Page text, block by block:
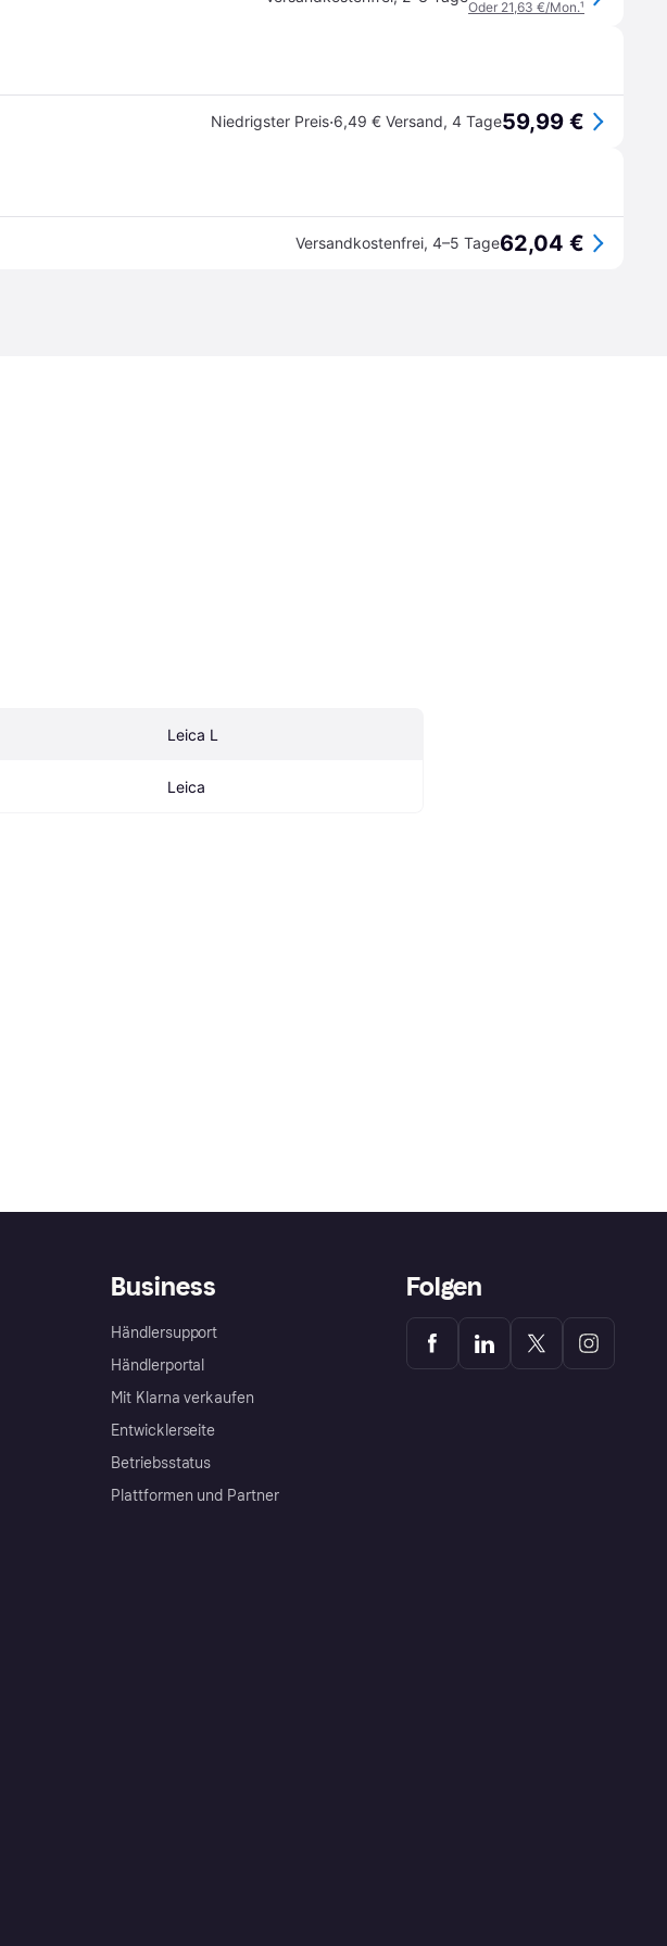
Oder 21,63 €/Mon.¹
Niedrigster Preis·6,49 € Versand, 4 Tage59,99 €
Versandkostenfrei, 4–5 Tage62,04 €
Leica L
Leica
Business
Händlersupport
Händlerportal
Mit Klarna verkaufen
Entwicklerseite
Betriebsstatus
Plattformen und Partner
Folgen